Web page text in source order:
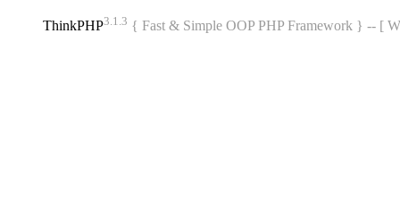
ThinkPHP3.1.3 { Fast & Simple OOP PHP Framework } -- [